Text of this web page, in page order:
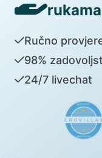
rukama
Ručno
98%
24/7 livechat